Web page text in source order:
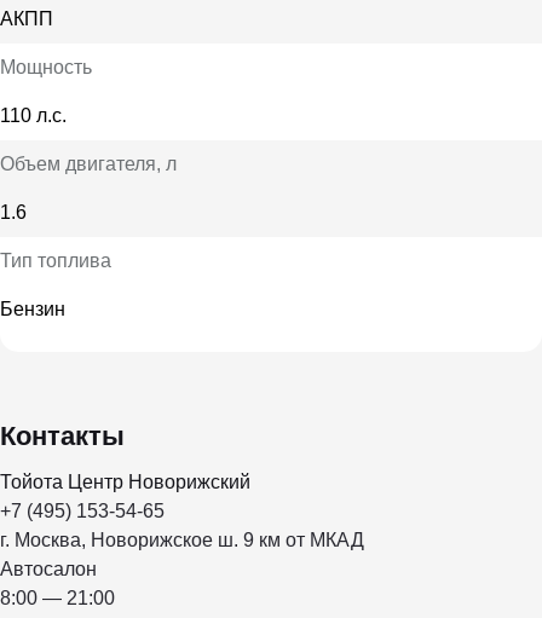
АКПП
Мощность
110 л.с.
Объем двигателя, л
1.6
Тип топлива
Бензин
Контакты
Тойота Центр Новорижский
+7 (495) 153-54-65
г. Москва, Новорижское ш. 9 км от МКАД
Автосалон
8:00 — 21:00